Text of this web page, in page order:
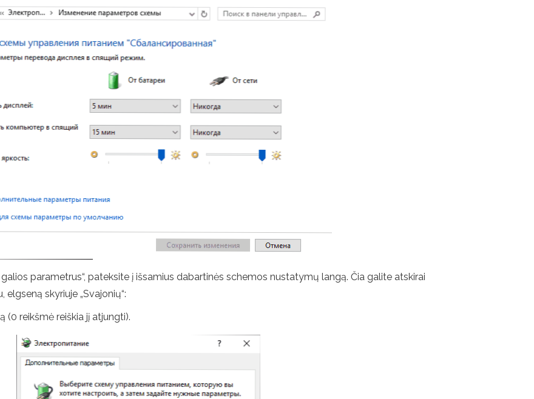
parametrus“, pateksite į išsamius dabartinės schemos nustatymų langą. Čia galite atskirai
skyriuje „Svajonių“:
(0 reikšmė reiškia jį atjungti).